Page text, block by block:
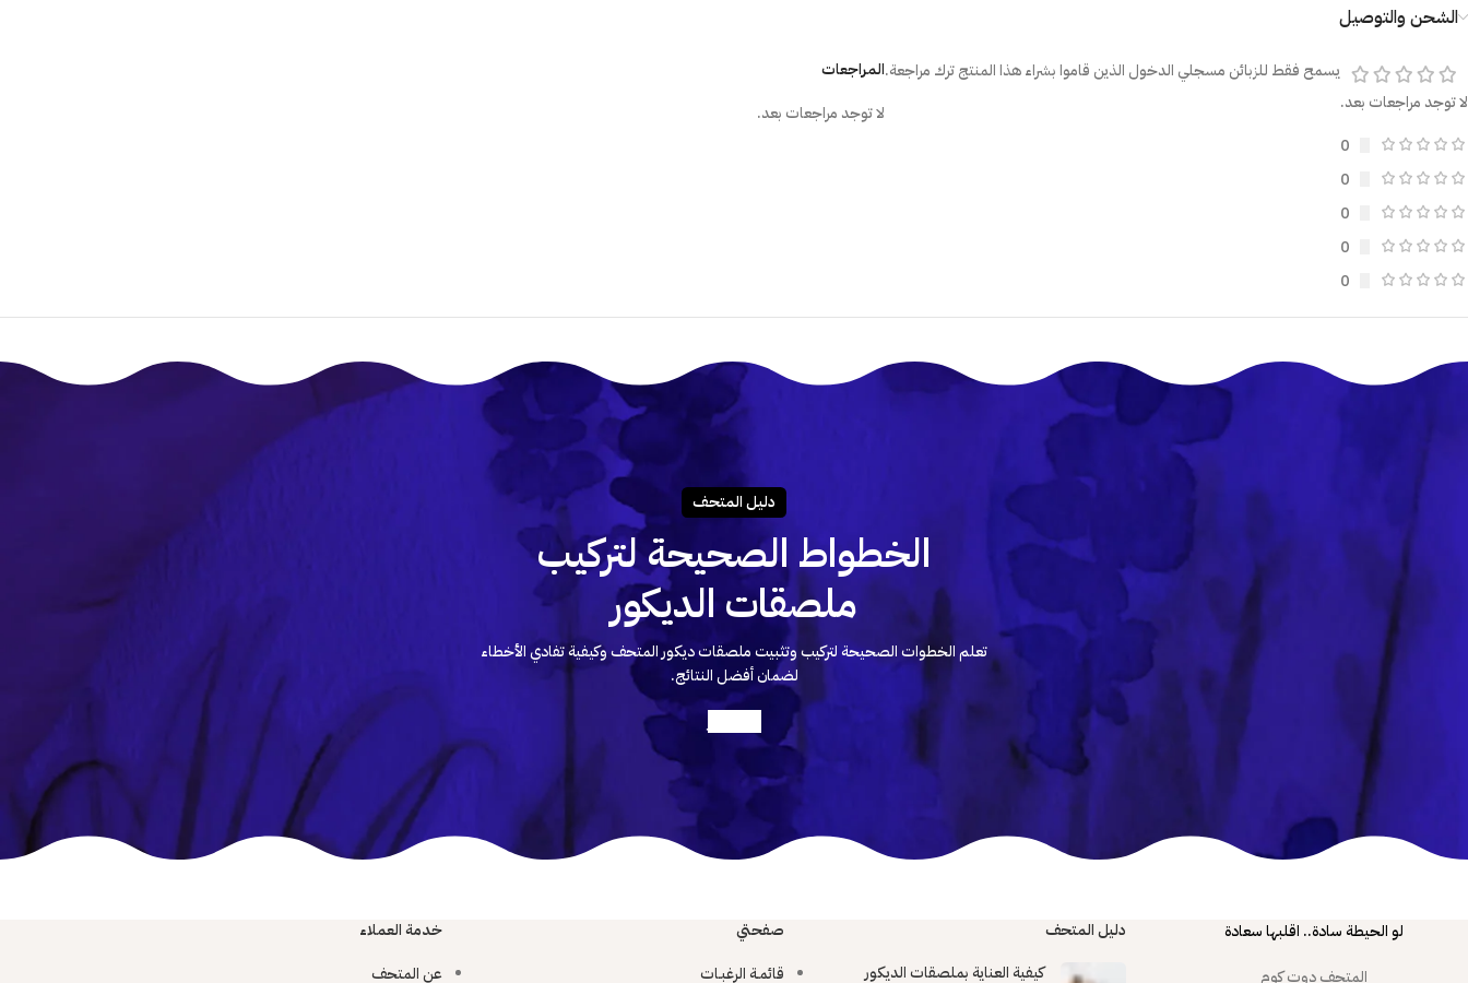
الشحن والتوصيل
لا توجد مراجعات بعد.
0
0
0
0
0
المراجعات
لا توجد مراجعات بعد.
يسمح فقط للزبائن مسجلي الدخول الذين قاموا بشراء هذا المنتج ترك مراجعة.
دليـل المتحـف
الخطواط الصحيحة لتركيب
ملصقات الديكور
تعلم الخطوات الصحيحة لتركيب وتثبيت ملصقات ديكور المتحف وكيفية تفادي الأخطاء
لضمان أفضل النتائج.
لو الحيطة سادة.. اقلبها سعادة
المتحف دوت كوم
دليل المتحف
كيفية العناية بملصقات الديكور
صفحتي
قائمـة الرغبـات
خدمة العملاء
عن المتحف